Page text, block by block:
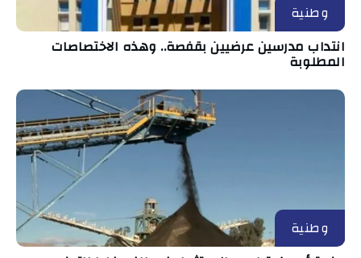
وطنية
انتداب مدرسين عرضيين بقفصة.. وهذه الاختصاصات
المطلوبة
وطنية